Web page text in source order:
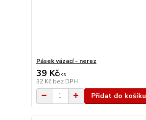
Pásek vázací - nerez
39 Kč/ks
32 Kč bez DPH
Přidat do košíku